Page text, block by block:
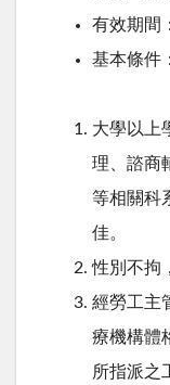
有效期間
基本條件：
大學以上
理、諮商
等相關科
佳。
性別不拘
經勞工主
療機構體
所指派之